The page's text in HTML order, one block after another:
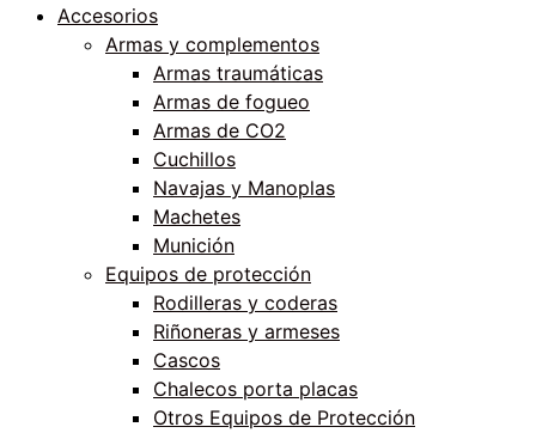
Accesorios
Armas y complementos
Armas traumáticas
Armas de fogueo
Armas de CO2
Cuchillos
Navajas y Manoplas
Machetes
Munición
Equipos de protección
Rodilleras y coderas
Riñoneras y armeses
Cascos
Chalecos porta placas
Otros Equipos de Protección